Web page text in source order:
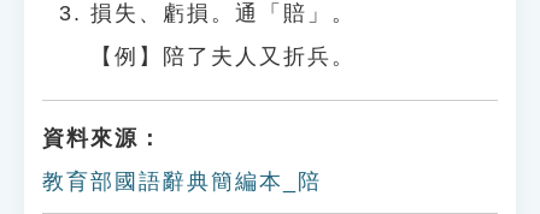
損失、虧損。通「賠」。
【例】陪了夫人又折兵。
資料來源：
教育部國語辭典簡編本_陪